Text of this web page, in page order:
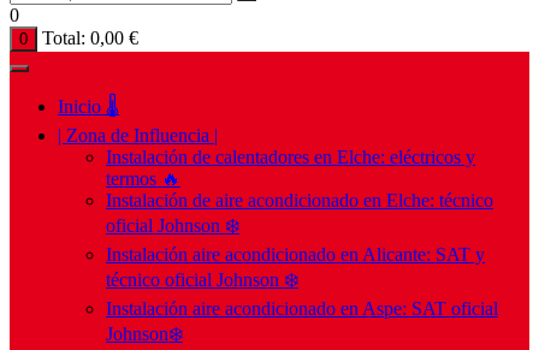
0
0 Total: 0,00 €
Inicio 🌡️
| Zona de Influencia |
Instalación de calentadores en Elche: eléctricos y
termos 🔥
Instalación de aire acondicionado en Elche: técnico
oficial Johnson ❄️
Instalación aire acondicionado en Alicante: SAT y
técnico oficial Johnson ❄️
Instalación aire acondicionado en Aspe: SAT oficial
Johnson❄️